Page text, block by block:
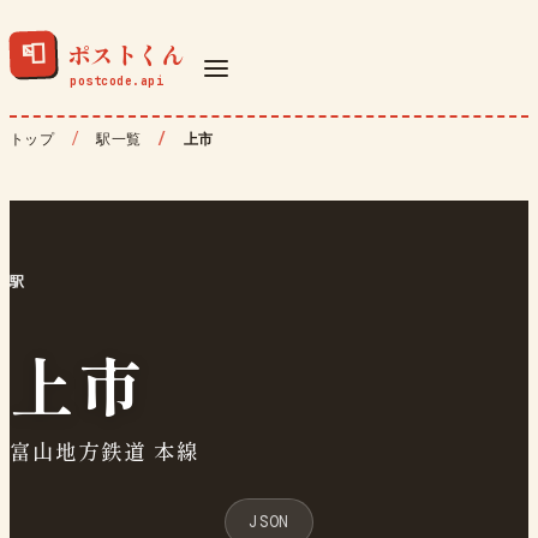
📮 ポストくん
トップ 駅一覧 上市
駅
上市
富山地方鉄道 本線
JSON